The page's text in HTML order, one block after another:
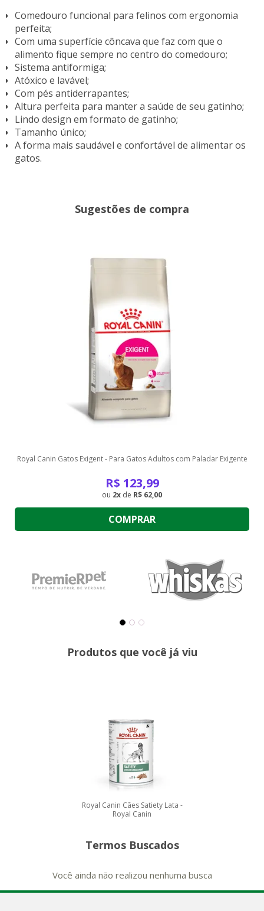
Comedouro funcional para felinos com ergonomia
perfeita;
Com uma superfície côncava que faz com que o
alimento fique sempre no centro do comedouro;
Sistema antiformiga;
Atóxico e lavável;
Com pés antiderrapantes;
Altura perfeita para manter a saúde de seu gatinho;
Lindo design em formato de gatinho;
Tamanho único;
A forma mais saudável e confortável de alimentar os
gatos.
Sugestões de compra
Royal Canin Gatos Exigent - Para Gatos Adultos com Paladar Exigente
R$ 123,99
2 de R$ 62,00
COMPRAR
Produtos que você já viu
Royal Canin Cães Satiety Lata -
Royal Canin
Termos Buscados
Você ainda não realizou nenhuma busca